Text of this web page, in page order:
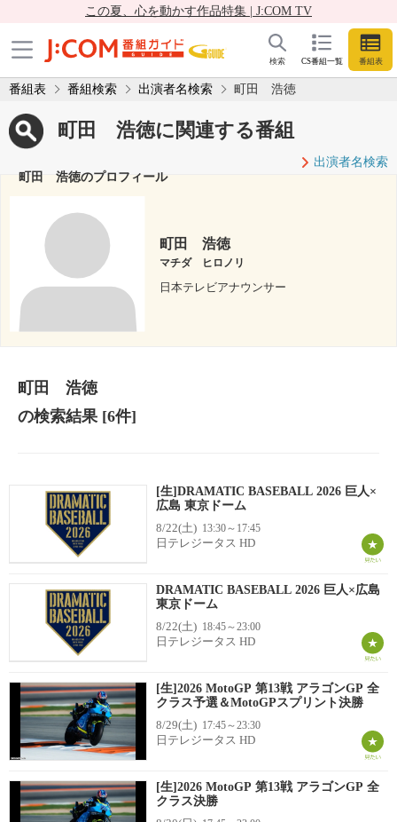
この夏、心を動かす作品特集 | J:COM TV
CS番組一覧 番組表
検索
番組表 番組検索 出演者名検索 町田 浩徳
町田 浩徳に関連する番組
出演者名検索
町田 浩徳のプロフィール
町田 浩徳
マチダ ヒロノリ
日本テレビアナウンサー
町田 浩徳
の検索結果[6件]
[生]DRAMATIC BASEBALL 2026 巨人×
広島 東京ドーム
8/22(土) 13:30～17:45
日テレジータス HD
DRAMATIC BASEBALL 2026 巨人×広島
東京ドーム
8/22(土) 18:45～23:00
日テレジータス HD
[生]2026 MotoGP 第13戦 アラゴンGP 全
クラス予選＆MotoGPスプリント決勝
8/29(土) 17:45～23:30
日テレジータス HD
[生]2026 MotoGP 第13戦 アラゴンGP 全
クラス決勝